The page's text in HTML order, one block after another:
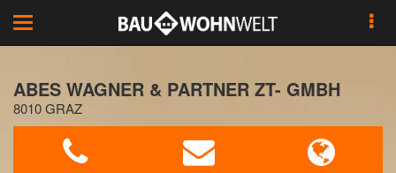
Toggle
navigation
ABES WAGNER & PARTNER ZT- GMBH
8010 GRAZ